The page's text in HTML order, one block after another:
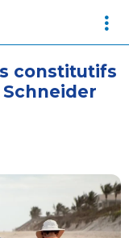
constitutifs